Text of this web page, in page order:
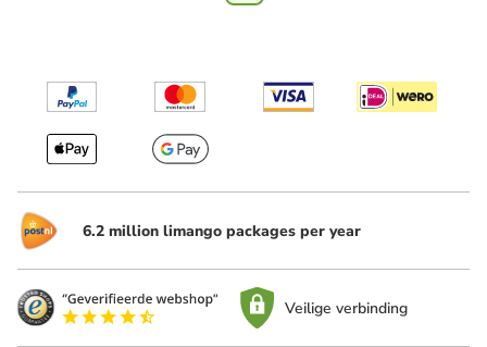
6.2 million limango packages per year
Veilige verbinding